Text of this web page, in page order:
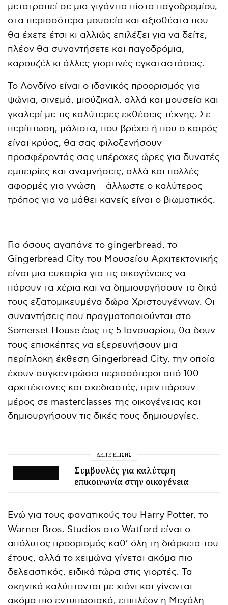
μετατραπεί σε μια γιγάντια πίστα παγοδρομίου,
στα περισσότερα μουσεία και αξιοθέατα που
θα έχετε έτσι κι αλλιώς επιλέξει για να δείτε,
πλέον θα συναντήσετε και παγοδρόμια,
καρουζέλ κι άλλες γιορτινές εγκαταστάσεις.
Το Λονδίνο είναι ο ιδανικός προορισμός για
ψώνια, σινεμά, μιούζικαλ, αλλά και μουσεία και
γκαλερί με τις καλύτερες εκθέσεις τέχνης. Σε
περίπτωση, μάλιστα, που βρέχει ή που ο καιρός
είναι κρύος, θα σας φιλοξενήσουν
προσφέροντάς σας υπέροχες ώρες για δυνατές
εμπειρίες και αναμνήσεις, αλλά και πολλές
αφορμές για γνώση – άλλωστε ο καλύτερος
τρόπος για να μάθει κανείς είναι ο βιωματικός.
Για όσους αγαπάνε το gingerbread, το
Gingerbread City του Μουσείου Αρχιτεκτονικής
είναι μια ευκαιρία για τις οικογένειες να
πάρουν τα χέρια και να δημιουργήσουν τα δικά
τους εξατομικευμένα δώρα Χριστουγέννων. Οι
συναντήσεις που πραγματοποιούνται στο
Somerset House έως τις 5 Ιανουαρίου, θα δουν
τους επισκέπτες να εξερευνήσουν μια
περίπλοκη έκθεση Gingerbread City, την οποία
έχουν συγκεντρώσει περισσότεροι από 100
αρχιτέκτονες και σχεδιαστές, πριν πάρουν
μέρος σε masterclasses της οικογένειας και
δημιουργήσουν τις δικές τους δημιουργίες.
ΔΕΊΤΕ ΕΠΊΣΗΣ
Συμβουλές για καλύτερη
επικοινωνία στην οικογένεια
Ενώ για τους φανατικούς του Harry Potter, το
Warner Bros. Studios στο Watford είναι ο
απόλυτος προορισμός καθ’ όλη τη διάρκεια του
έτους, αλλά το χειμώνα γίνεται ακόμα πιο
δελεαστικός, ειδικά τώρα στις γιορτές. Τα
σκηνικά καλύπτονται με χιόνι και γίνονται
ακόμα πιο εντυπωσιακά, επιπλέον η Μεγάλη